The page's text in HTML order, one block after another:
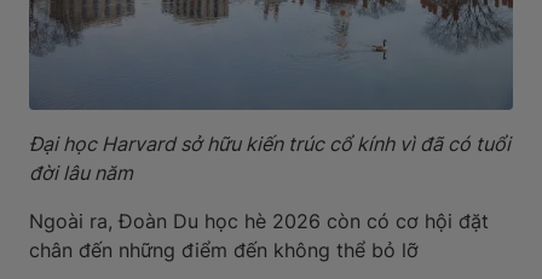
Đại học Harvard sở hữu kiến trúc cổ kính vì đã có tuổi
đời lâu năm
Ngoài ra, Đoàn Du học hè 2026 còn có cơ hội đặt
chân đến những điểm đến không thể bỏ lỡ